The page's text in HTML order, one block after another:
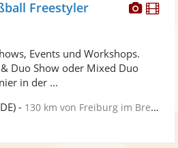
Freestyler
Events und Workshops.
Duo Show oder Mixed Duo
in der ...
- 130 km von Freiburg im Breisgau